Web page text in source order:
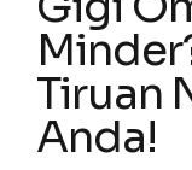
Tiruan
Anda!